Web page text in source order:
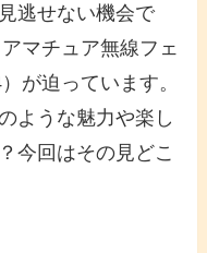
逃せない機会で
マチュア無線フェ
が迫っています。
ような魅力や楽し
今回はその見どこ